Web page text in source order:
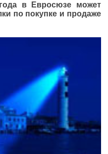
в Евросюзе может
по покупке и продаже